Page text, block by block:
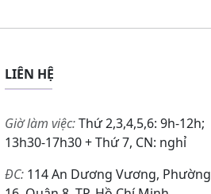
LIÊN HỆ
Giờ làm việc:Thứ 2,3,4,5,6: 9h-12h;
13h30-17h30 + Thứ 7, CN: nghỉ
ĐC: 114 An Dương Vương, Phường